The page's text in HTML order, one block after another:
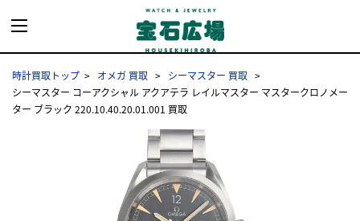
時計買取トップ オメガ 買取
シーマスター 買取
シーマスター コーアクシャル アクアテラ レイルマスター マスタークロノメー
ター ブラック 220.10.40.20.01.001 買取